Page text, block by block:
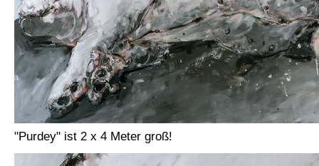
"Purdey" ist 2 x 4 Meter groß!